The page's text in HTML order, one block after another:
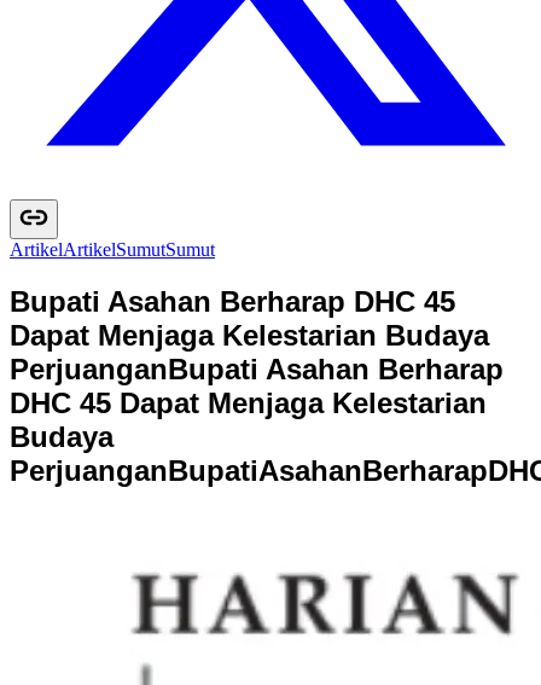
ArtikelArtikelSumutSumut
Bupati Asahan Berharap DHC 45
Dapat Menjaga Kelestarian Budaya
PerjuanganBupati Asahan Berharap
DHC 45 Dapat Menjaga Kelestarian
Budaya
PerjuanganBupatiAsahanBerharapDH